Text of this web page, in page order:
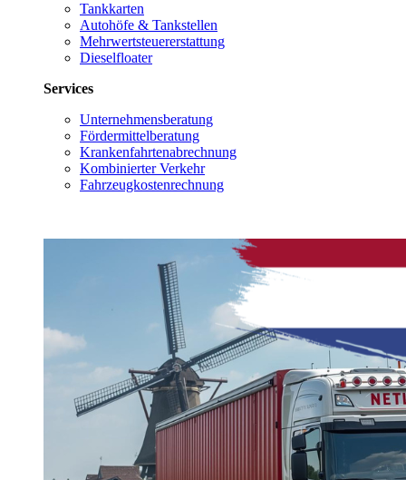
Tankkarten
Autohöfe & Tankstellen
Mehrwertsteuererstattung
Dieselfloater
Services
Unternehmensberatung
Fördermittelberatung
Krankenfahrtenabrechnung
Kombinierter Verkehr
Fahrzeugkostenrechnung